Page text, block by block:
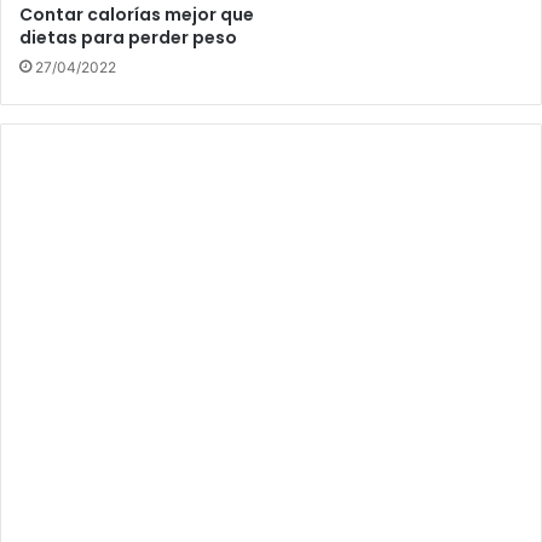
Contar calorías mejor que
dietas para perder peso
27/04/2022